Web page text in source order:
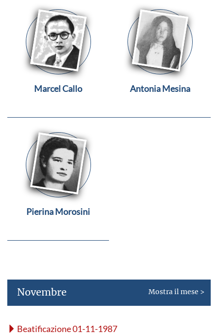
Marcel Callo Antonia Mesina
Pierina Morosini
Novembre Mostra il mese >
Beatificazione 01-11-1987